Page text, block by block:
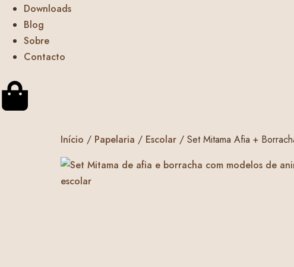
Downloads
Blog
Sobre
Contacto
Início / Papelaria / Escolar / Set Mitama Afia +